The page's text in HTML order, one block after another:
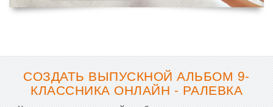
СОЗДАТЬ ВЫПУСКНОЙ АЛЬБОМ 9-
КЛАССНИКА ОНЛАЙН - РАЛЕВКА